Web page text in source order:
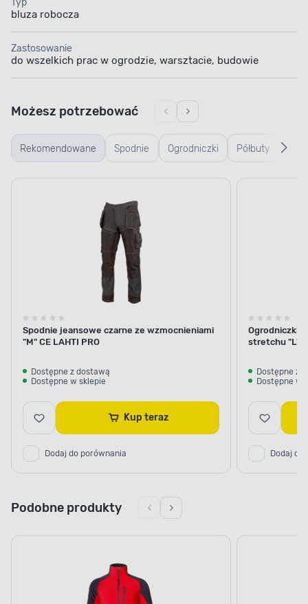
Typ
bluza robocza
Zastosowanie
do wszelkich prac w ogrodzie, warsztacie, budowie
Rekomendowane Spodnie
robocze
Ogrodniczki Półbuty
robocze
Możesz potrzebować
Spodnie jeansowe czarne ze wzmocnieniami
"M" CE LAHTI PRO
Dostępne z dostawą
Dostępne w sklepie
Kup teraz
Dodaj do porównania
Ogrodniczki
stretchu
Dostępne z
Dostępne w
Dodaj do
Podobne produkty